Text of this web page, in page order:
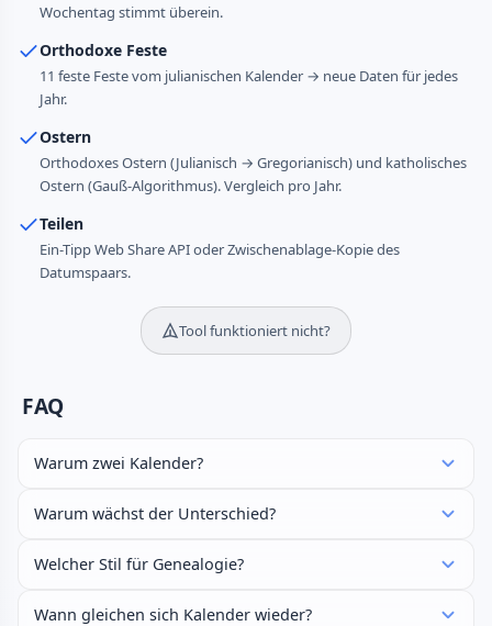
Wochentag stimmt überein.
Orthodoxe Feste
11 feste Feste vom julianischen Kalender → neue Daten für jedes
Jahr.
Ostern
Orthodoxes Ostern (Julianisch → Gregorianisch) und katholisches
Ostern (Gauß-Algorithmus). Vergleich pro Jahr.
Teilen
Ein-Tipp Web Share API oder Zwischenablage-Kopie des
Datumspaars.
Tool funktioniert nicht?
FAQ
Warum zwei Kalender?
Warum wächst der Unterschied?
Welcher Stil für Genealogie?
Wann gleichen sich Kalender wieder?